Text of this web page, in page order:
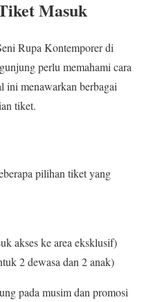
Masuk
Rupa Kontemporer di
perlu memahami cara
ini menawarkan berbagai
tiket.
pilihan tiket yang
akses ke area eksklusif)
2 dewasa dan 2 anak)
pada musim dan promosi